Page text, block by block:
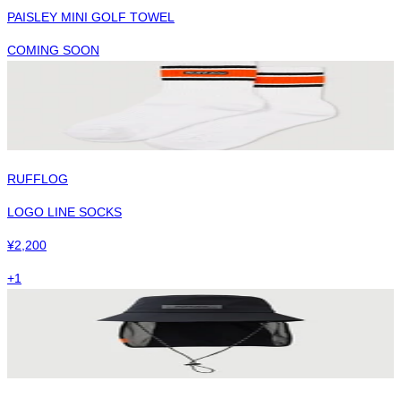
PAISLEY MINI GOLF TOWEL
COMING SOON
RUFFLOG
LOGO LINE SOCKS
¥2,200
+1